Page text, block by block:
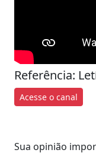
Referência:
Acesse o canal
Sua opinião